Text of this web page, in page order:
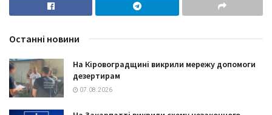
Останні новини
На Кіровоградщині викрили мережу допомоги
дезертирам
07.08.2026